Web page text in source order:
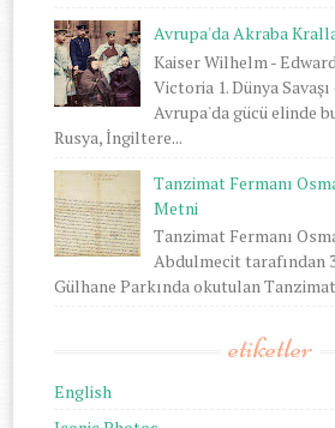
Avrupa'da Akraba
Kaiser Wilhelm -
Victoria 1. Dünya
Avrupa'da gücü elinde
Rusya, İngiltere...
Tanzimat Fermanı
Metni
Tanzimat Fermanı
Abdulmecit tarafından
Gülhane Parkında okutulan Tanzimat
etiketler
English